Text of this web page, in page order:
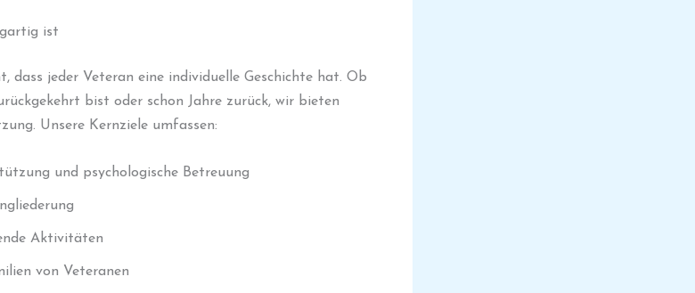
ist
dass jeder Veteran eine individuelle Geschichte hat. Ob
bist oder schon Jahre zurück, wir bieten
Unsere Kernziele umfassen:
und psychologische Betreuung
Aktivitäten
von Veteranen